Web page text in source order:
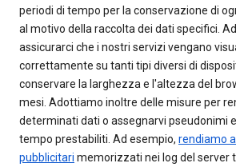
periodi di tempo per la conservazione di
al motivo della raccolta dei dati specifici.
assicurarci che i nostri servizi vengano
correttamente su tanti tipi diversi di
conservare la larghezza e l'altezza del
mesi. Adottiamo inoltre delle misure per
determinati dati o assegnarvi pseudonimi
tempo prestabiliti. Ad esempio, rendiamo
pubblicitari memorizzati nei log del server